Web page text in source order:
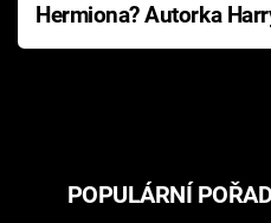
Hermiona? Autorka
Pottera přišla s ráznou
POPULÁRNÍ